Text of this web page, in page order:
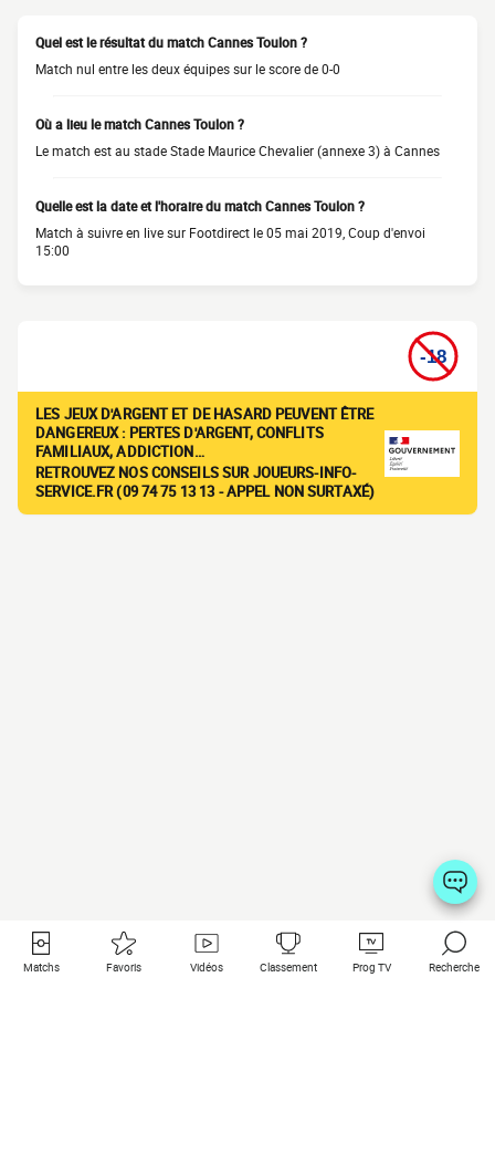
Quel est le résultat du match Cannes Toulon ?
Match nul entre les deux équipes sur le score de 0-0
Où a lieu le match Cannes Toulon ?
Le match est au stade Stade Maurice Chevalier (annexe 3) à Cannes
Quelle est la date et l'horaire du match Cannes Toulon ?
Match à suivre en live sur Footdirect le 05 mai 2019, Coup d'envoi
15:00
LES JEUX D'ARGENT ET DE HASARD PEUVENT ÊTRE
DANGEREUX : PERTES D'ARGENT, CONFLITS
FAMILIAUX, ADDICTION…
RETROUVEZ NOS CONSEILS SUR JOUEURS-INFO-
SERVICE.FR (09 74 75 13 13 - APPEL NON SURTAXÉ)
Matchs Favoris Vidéos Classement Prog TV Recherche